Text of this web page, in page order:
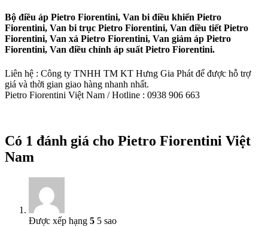
Bộ điều áp Pietro Fiorentini, Van bi điều khiển Pietro
Fiorentini, Van bi trục Pietro Fiorentini, Van điều tiết Pietro
Fiorentini, Van xả Pietro Fiorentini, Van giảm áp Pietro
Fiorentini, Van điều chỉnh áp suất Pietro Fiorentini.
Liên hệ : Công ty TNHH TM KT Hưng Gia Phát để được hỗ trợ
giá và thời gian giao hàng nhanh nhất.
Pietro Fiorentini Việt Nam / Hotline : 0938 906 663
Có 1 đánh giá cho Pietro Fiorentini Việt
Nam
Được xếp hạng 5 5 sao